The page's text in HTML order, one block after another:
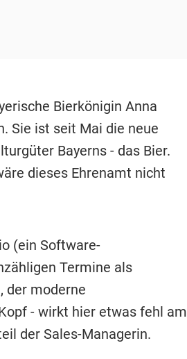
Bierkönigin Anna
Sie ist seit Mai die neue
Bayerns - das Bier.
dieses Ehrenamt nicht
(ein Software-
Termine als
der moderne
- wirkt hier etwas fehl am
der Sales-Managerin.